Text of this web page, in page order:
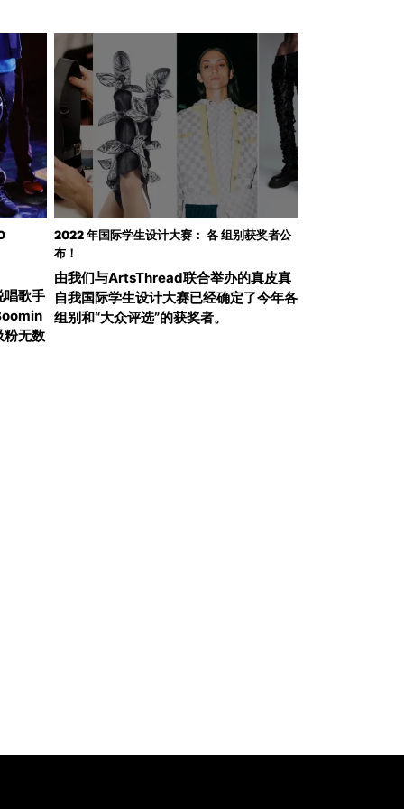
唱歌手
粉无数
2022 年国际学生设计大赛： 各 组别获奖者公
布！
由我们与ArtsThread联合举办的真皮真
自我国际学生设计大赛已经确定了今年各
组别和“大众评选”的获奖者。